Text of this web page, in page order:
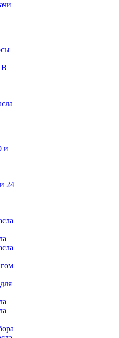
В
и
24